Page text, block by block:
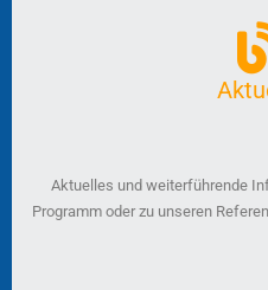
Aktuelles und weiterführende
Programm oder zu unseren